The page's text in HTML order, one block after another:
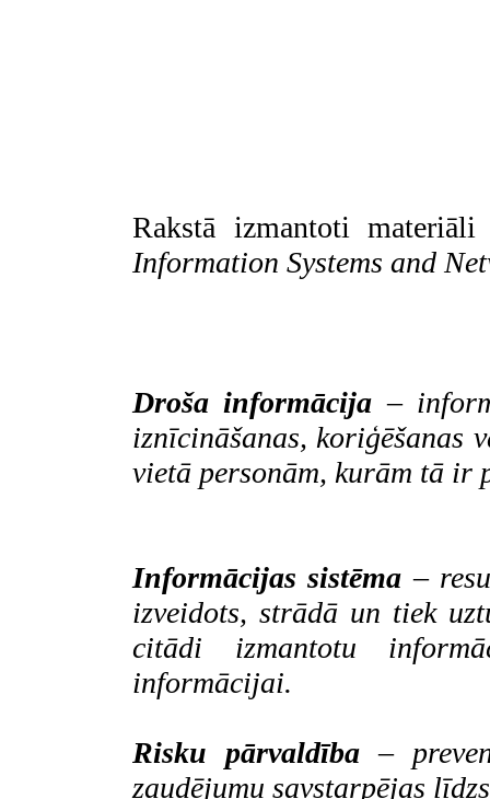
Rakstā izmantoti
Information Systems and
Droša informācija –
iznīcināšanas, koriģēšanas
vietā personām, kurām tā ir
Informācijas sistēma –
izveidots, strādā un tiek
citādi izmantotu
informācijai.
Risku pārvaldība –
zaudējumu savstarpējas